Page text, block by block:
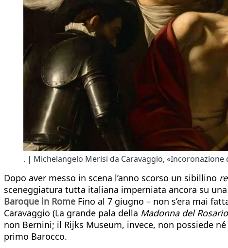
. | Michelangelo Merisi da Caravaggio, «Incoronazione
Dopo aver messo in scena l’anno scorso un sibillino
sceneggiatura tutta italiana imperniata ancora su
Baroque in Rome Fino al 7 giugno – non s’era mai
Caravaggio (La grande pala della Madonna del
non Bernini; il Rijks Museum, invece, non possiede
primo Barocco.